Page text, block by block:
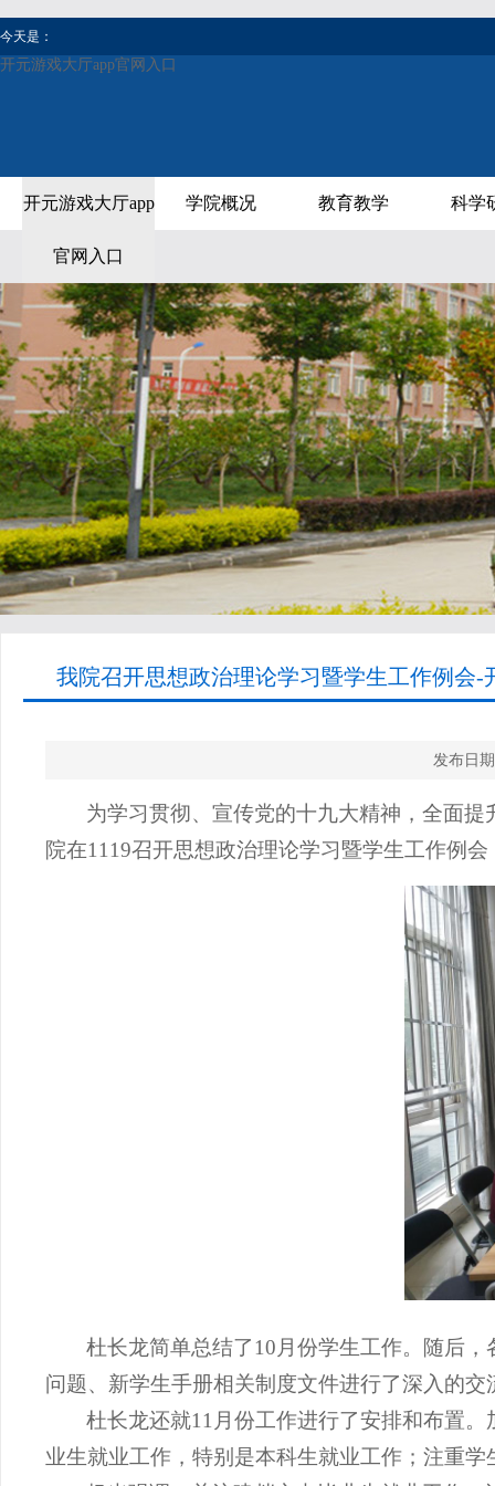
今天是：
开元游戏大厅app官网入口
开元游戏大厅app
官网入口
学院概况 教育教学 科学
我院召开思想政治理论学习暨学生工作例会-
发布日
为学习贯彻、宣传党的十九大精神，全面
院在1119召开思想政治理论学习暨学生工作例
杜长龙简单总结了10 月份学生工作。随后
问题、新学生手册相关制度文件进行了深入的
杜长龙还就11 月份工作进行了安排和布置
业生就业工作，特别是本科生就业工作；注重